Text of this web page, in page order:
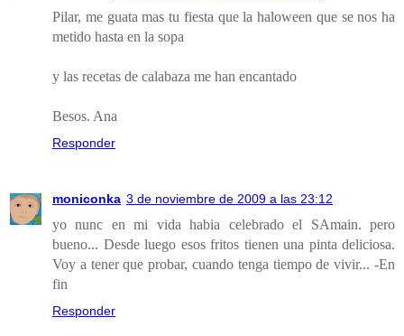
Pilar, me guata mas tu fiesta que la haloween que se nos ha
metido hasta en la sopa
y las recetas de calabaza me han encantado
Besos. Ana
Responder
moniconka 3 de noviembre de 2009 a las 23:12
yo nunc en mi vida habia celebrado el SAmain. pero
bueno... Desde luego esos fritos tienen una pinta deliciosa.
Voy a tener que probar, cuando tenga tiempo de vivir... -En
fin
Responder